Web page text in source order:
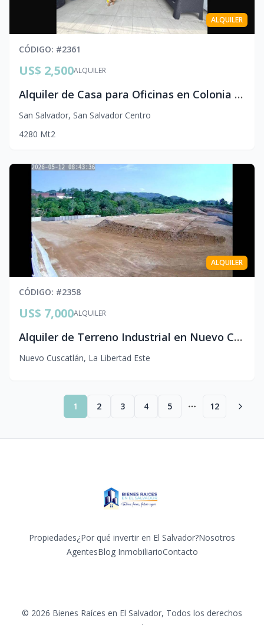
ALQUILER
CÓDIGO: #2361
ALQUILER
US$ 2,500
Alquiler de Casa para Oficinas en Colonia Escalón | 280 m² | Cerca del Club Campestre
San Salvador, San Salvador Centro
4280 Mt2
ALQUILER
CÓDIGO: #2358
ALQUILER
US$ 7,000
Alquiler de Terreno Industrial en Nuevo Cuscatlán | 13,500 v² | Ubicación Estratégica
Nuevo Cuscatlán, La Libertad Este
1 2 3 4 5
More pages
12
Propiedades¿Por qué invertir en El Salvador?Nosotros
AgentesBlog InmobiliarioContacto
© 2026 Bienes Raíces en El Salvador, Todos los derechos